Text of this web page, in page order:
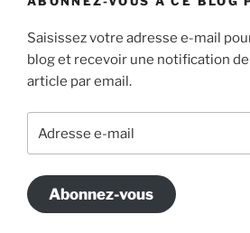
Saisissez votre adresse e-mail
blog et recevoir une notification
article par email.
e-
Abonnez-vous